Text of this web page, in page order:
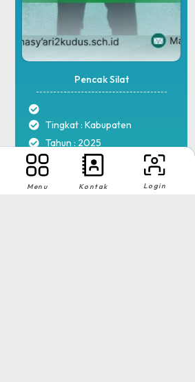
Pencak Silat
Tingkat : Kabupaten
Tahun : 2025
Menu Kontak Login